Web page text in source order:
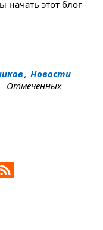
начать этот блог
машинного
, Новости
Отмеченных